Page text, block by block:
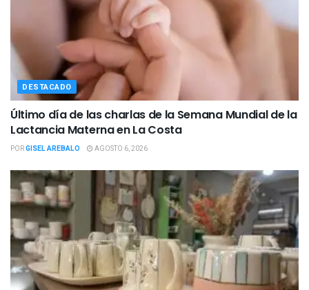
DESTACADO
Último día de las charlas de la Semana Mundial de la
Lactancia Materna en La Costa
PORGISEL AREBALO AGOSTO 6, 2026